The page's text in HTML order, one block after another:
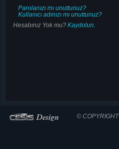
Parolanızı mı unuttunuz?
Kullanıcı adınızı mı unuttunuz?
Hesabınız Yok mu? Kaydolun.
© COPYRIGHT